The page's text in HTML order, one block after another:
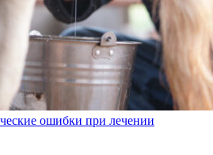
ошибки при лечении